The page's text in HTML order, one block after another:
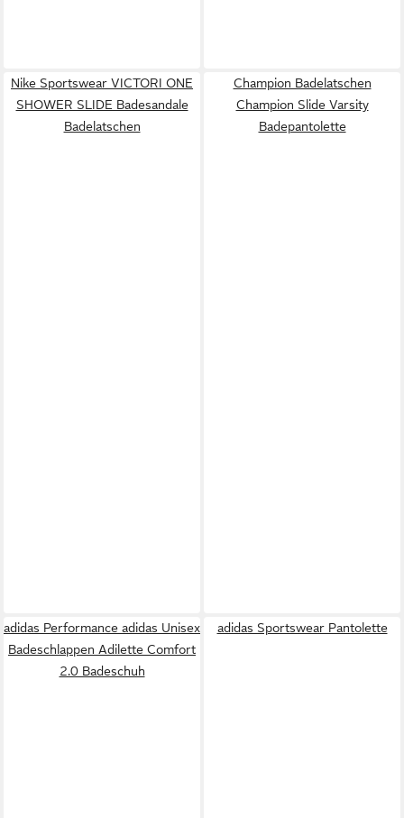
Nike Sportswear VICTORI ONE
SHOWER SLIDE Badesandale
Badelatschen
Champion Badelatschen
Champion Slide Varsity
Badepantolette
adidas Performance adidas Unisex
Badeschlappen Adilette Comfort
2.0 Badeschuh
adidas Sportswear Pantolette